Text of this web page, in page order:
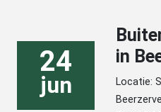
24
jun
in
Locatie: